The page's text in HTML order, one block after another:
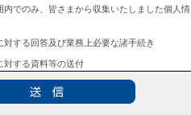
でのみ、皆さまから収集いたしました個人情
対する回答及び業務上必要な諸手続き
対する資料等の送付